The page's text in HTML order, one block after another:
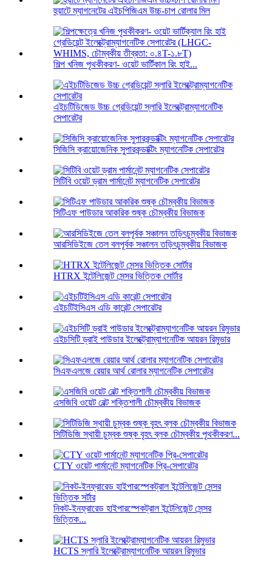
হুয়াটে ম্যাগনেটের এইচপিজিএম উচ্চ-চাপ রোলার মিল
শিল্প খনিজ পৃথকীকরণ- ওয়েট ভার্টিকাল রিং হাই...
এইচটিডিজেড উচ্চ গ্রেডিয়েন্ট স্লারি ইলেক্ট্রোম্যাগনেটিক
সেপারেটর
সিজিসি ক্রায়োজেনিক সুপারকন্ডাক্টিং ম্যাগনেটিক সেপারেটর
সিটিবি ওয়েট ড্রাম পার্মানেন্ট ম্যাগনেটিক সেপারেটর
সিটিএফ পাউডার আকরিক শুষ্ক চৌম্বকীয় বিভাজক
আরসিডিইজে তেল বলপূর্বক সঞ্চালন তড়িৎচুম্বকীয় বিভাজক
HTRX ইন্টেলিজেন্ট সেন্সর ভিত্তিক সোর্টার
এইচটিইসিএস এডি কারেন্ট সেপারেটর
এইচসিটি ড্রাই পাউডার ইলেক্ট্রোম্যাগনেটিক আয়রন রিমুভার
সিএফএলজে রেয়ার আর্থ রোলার ম্যাগনেটিক সেপারেটর
এসজিবি ওয়েট বেল্ট শক্তিশালী চৌম্বকীয় বিভাজক
সিটিডিজি স্থায়ী চুম্বক শুষ্ক বৃহৎ ব্লক চৌম্বকীয় পৃথকীকরণ...
CTY ওয়েট পার্মানেন্ট ম্যাগনেটিক প্রি-সেপারেটর
নিকট-ইনফ্রারেড হাইপারস্পেকট্রাল ইন্টেলিজেন্ট সেন্সর
ভিত্তিক...
HCTS স্লারি ইলেক্ট্রোম্যাগনেটিক আয়রন রিমুভার